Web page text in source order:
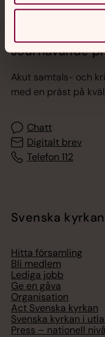
Jourhavande
Akut samtals- och
med en präst på
Chatt
Digitalt brev
Telefon 112
Svenska kyrkan
Hitta församling
Bli medlem
Lediga jobb
Ge en gåva
Organisation
Act Svenska kyrkan
Svenska kyrkan i
Press – nationell nivå